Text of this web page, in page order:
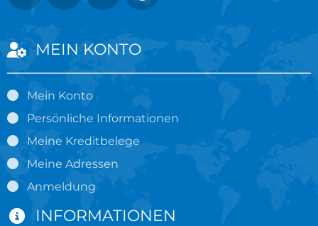
MEIN KONTO
Mein Konto
Persönliche Informationen
Meine Kreditbelege
Meine Adressen
Anmeldung
INFORMATIONEN